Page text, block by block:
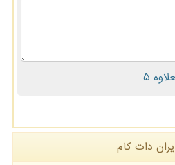
دات كام